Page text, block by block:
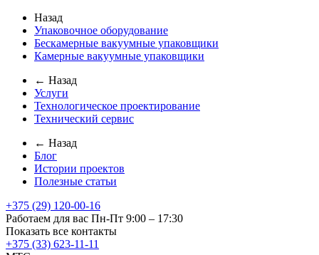
Назад
Упаковочное оборудование
Бескамерные вакуумные упаковщики
Камерные вакуумные упаковщики
← Назад
Услуги
Технологическое проектирование
Технический сервис
← Назад
Блог
Истории проектов
Полезные статьи
+375 (29) 120-00-16
Работаем для вас Пн-Пт 9:00 – 17:30
Показать все контакты
+375 (33) 623-11-11